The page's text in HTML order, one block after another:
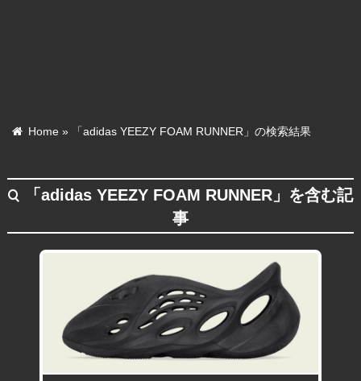
Home » 「adidas YEEZY FOAM RUNNER」の検索結果
search
「adidas YEEZY FOAM RUNNER」を含む記
事